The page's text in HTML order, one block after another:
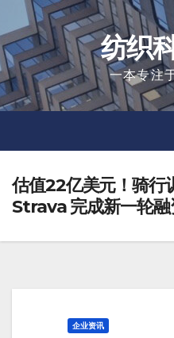
to
content
纺织
一本专注
估值22亿美元！骑行
Strava 完成新一轮融
企业资讯